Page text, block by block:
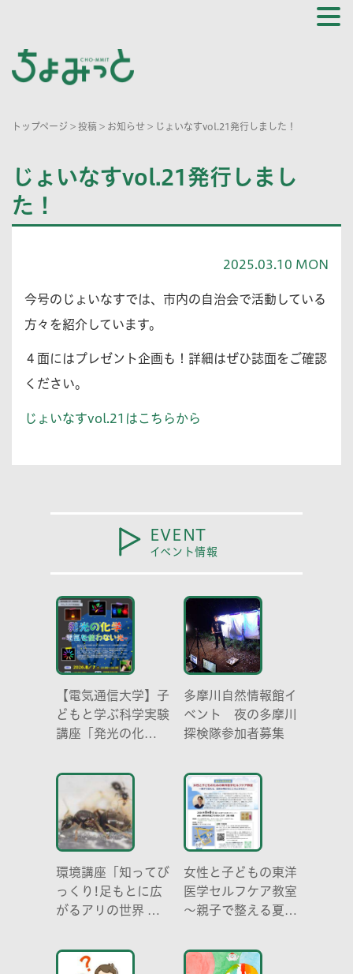
トップページ > 投稿 > お知らせ > じょいなすvol.21発行しました！
じょいなすvol.21発行しまし
た！
2025.03.10 MON
今号のじょいなすでは、市内の自治会で活動している
方々を紹介しています。
４面にはプレゼント企画も！詳細はぜひ誌面をご確認
ください。
じょいなすvol.21はこちらから
EVENT
イベント情報
【電気通信大学】子
どもと学ぶ科学実験
講座「発光の化
い光-」
多摩川自然情報館イ
ベント 夜の多摩川
探検隊参加者募集
環境講座「知ってび
っくり!足もとに広
がるアリの世界 ア
成り立ち、生態系に
おける役割」
女性と子どもの東洋
医学セルフケア教室
～親子で整える夏休
らだ～